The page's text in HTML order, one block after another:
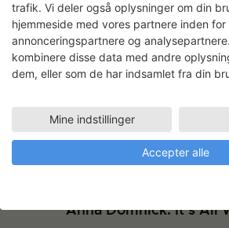
Malene Nors Tardrup:
Mare
Anna Domnick: It’s All
trafik. Vi deler også oplysninger om din
hjemmeside med vores partnere inden for
annonceringspartnere og
kombinere disse data med andre
dem, eller som de har indsamlet fra din
Mine indstillinger
Accepter alle